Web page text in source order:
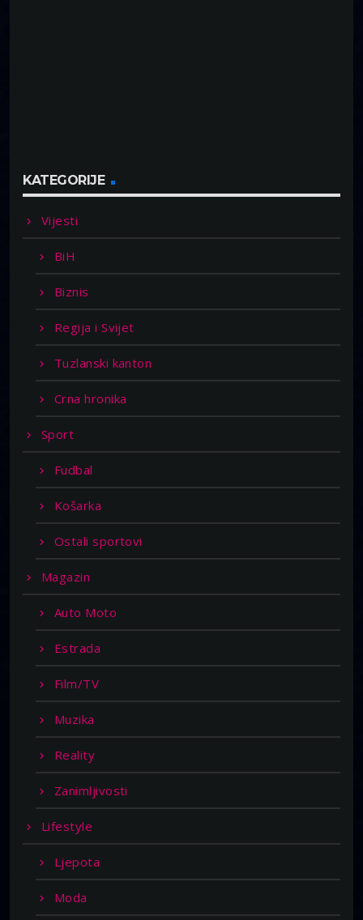
KATEGORIJE
Vijesti
BiH
Biznis
Regija i Svijet
Tuzlanski kanton
Crna hronika
Sport
Fudbal
Košarka
Ostali sportovi
Magazin
Auto Moto
Estrada
Film/TV
Muzika
Reality
Zanimljivosti
Lifestyle
Ljepota
Moda